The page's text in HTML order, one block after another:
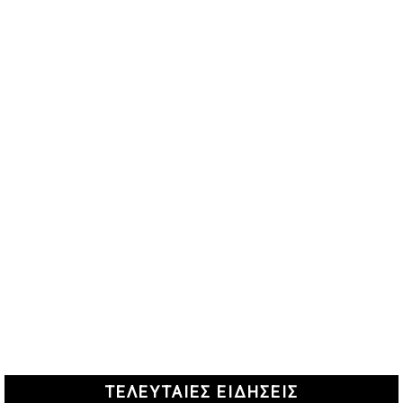
ΤΕΛΕΥΤΑΙΕΣ ΕΙΔΗΣΕΙΣ